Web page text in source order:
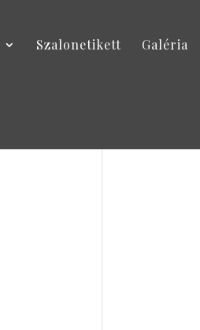
Szalonetikett Galéria